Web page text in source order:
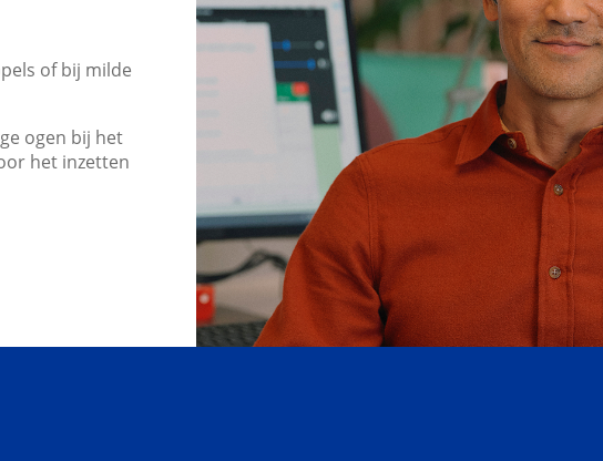
of bij milde
ogen bij het
het inzetten